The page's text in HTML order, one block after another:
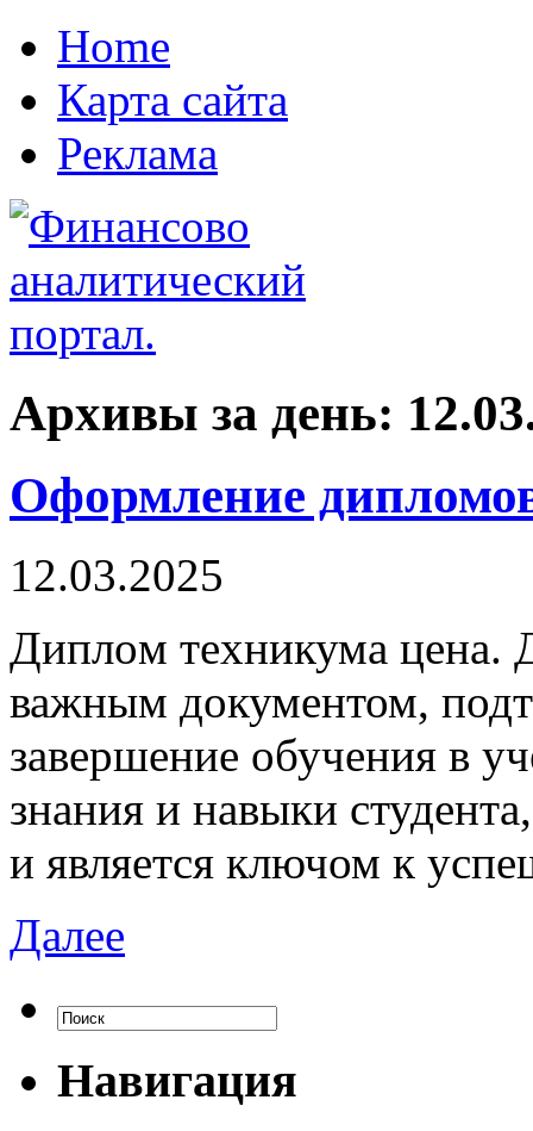
Home
Карта сайта
Реклама
Архивы за день:
Оформление
12.03.2025
Диплoм тexникумa цeнa.
важным документом,
завершение обучения в
знания и навыки
и является ключом к
Далее
Навигация